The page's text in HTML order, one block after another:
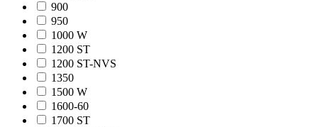
900
950
1000 W
1200 ST
1200 ST-NVS
1350
1500 W
1600-60
1700 ST